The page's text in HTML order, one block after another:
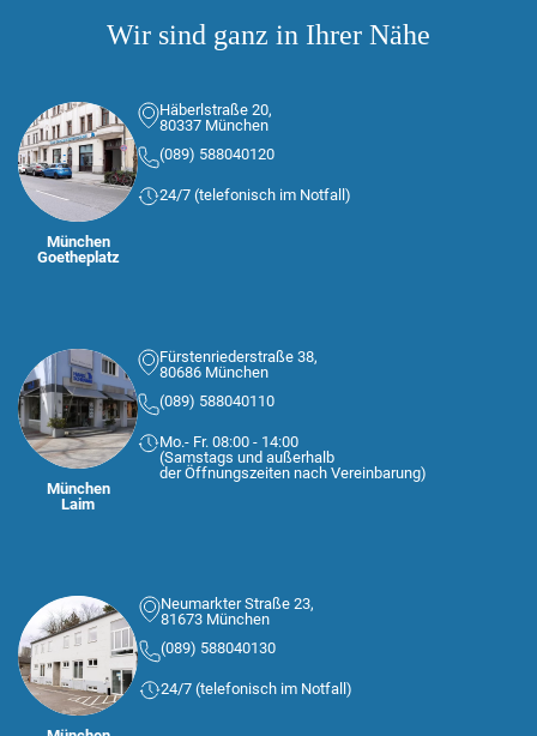
Wir sind ganz in Ihrer Nähe
München
Goetheplatz
Häberlstraße 20,
80337 München
(089) 588040120
24/7 (telefonisch im Notfall)
München
Laim
Fürstenriederstraße 38,
80686 München
(089) 588040110
Mo.- Fr. 08:00 - 14:00
(Samstags und außerhalb
der Öffnungszeiten nach Vereinbarung)
Neumarkter Straße 23,
81673 München
(089) 588040130
24/7 (telefonisch im Notfall)